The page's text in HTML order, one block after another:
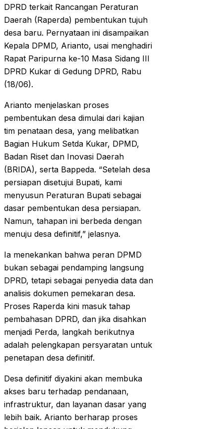
DPRD terkait Rancangan Peraturan
Daerah (Raperda) pembentukan tujuh
desa baru. Pernyataan ini disampaikan
Kepala DPMD, Arianto, usai menghadiri
Rapat Paripurna ke-10 Masa Sidang III
DPRD Kukar di Gedung DPRD, Rabu
(18/06).
Arianto menjelaskan proses
pembentukan desa dimulai dari kajian
tim penataan desa, yang melibatkan
Bagian Hukum Setda Kukar, DPMD,
Badan Riset dan Inovasi Daerah
(BRIDA), serta Bappeda. “Setelah desa
persiapan disetujui Bupati, kami
menyusun Peraturan Bupati sebagai
dasar pembentukan desa persiapan.
Namun, tahapan ini berbeda dengan
menuju desa definitif,” jelasnya.
Ia menekankan bahwa peran DPMD
bukan sebagai pendamping langsung
DPRD, tetapi sebagai penyedia data dan
analisis dokumen pemekaran desa.
Proses Raperda kini masuk tahap
pembahasan DPRD, dan jika disahkan
menjadi Perda, langkah berikutnya
adalah pelengkapan persyaratan untuk
penetapan desa definitif.
Desa definitif diyakini akan membuka
akses baru terhadap pendanaan,
infrastruktur, dan layanan dasar yang
lebih baik. Arianto berharap proses